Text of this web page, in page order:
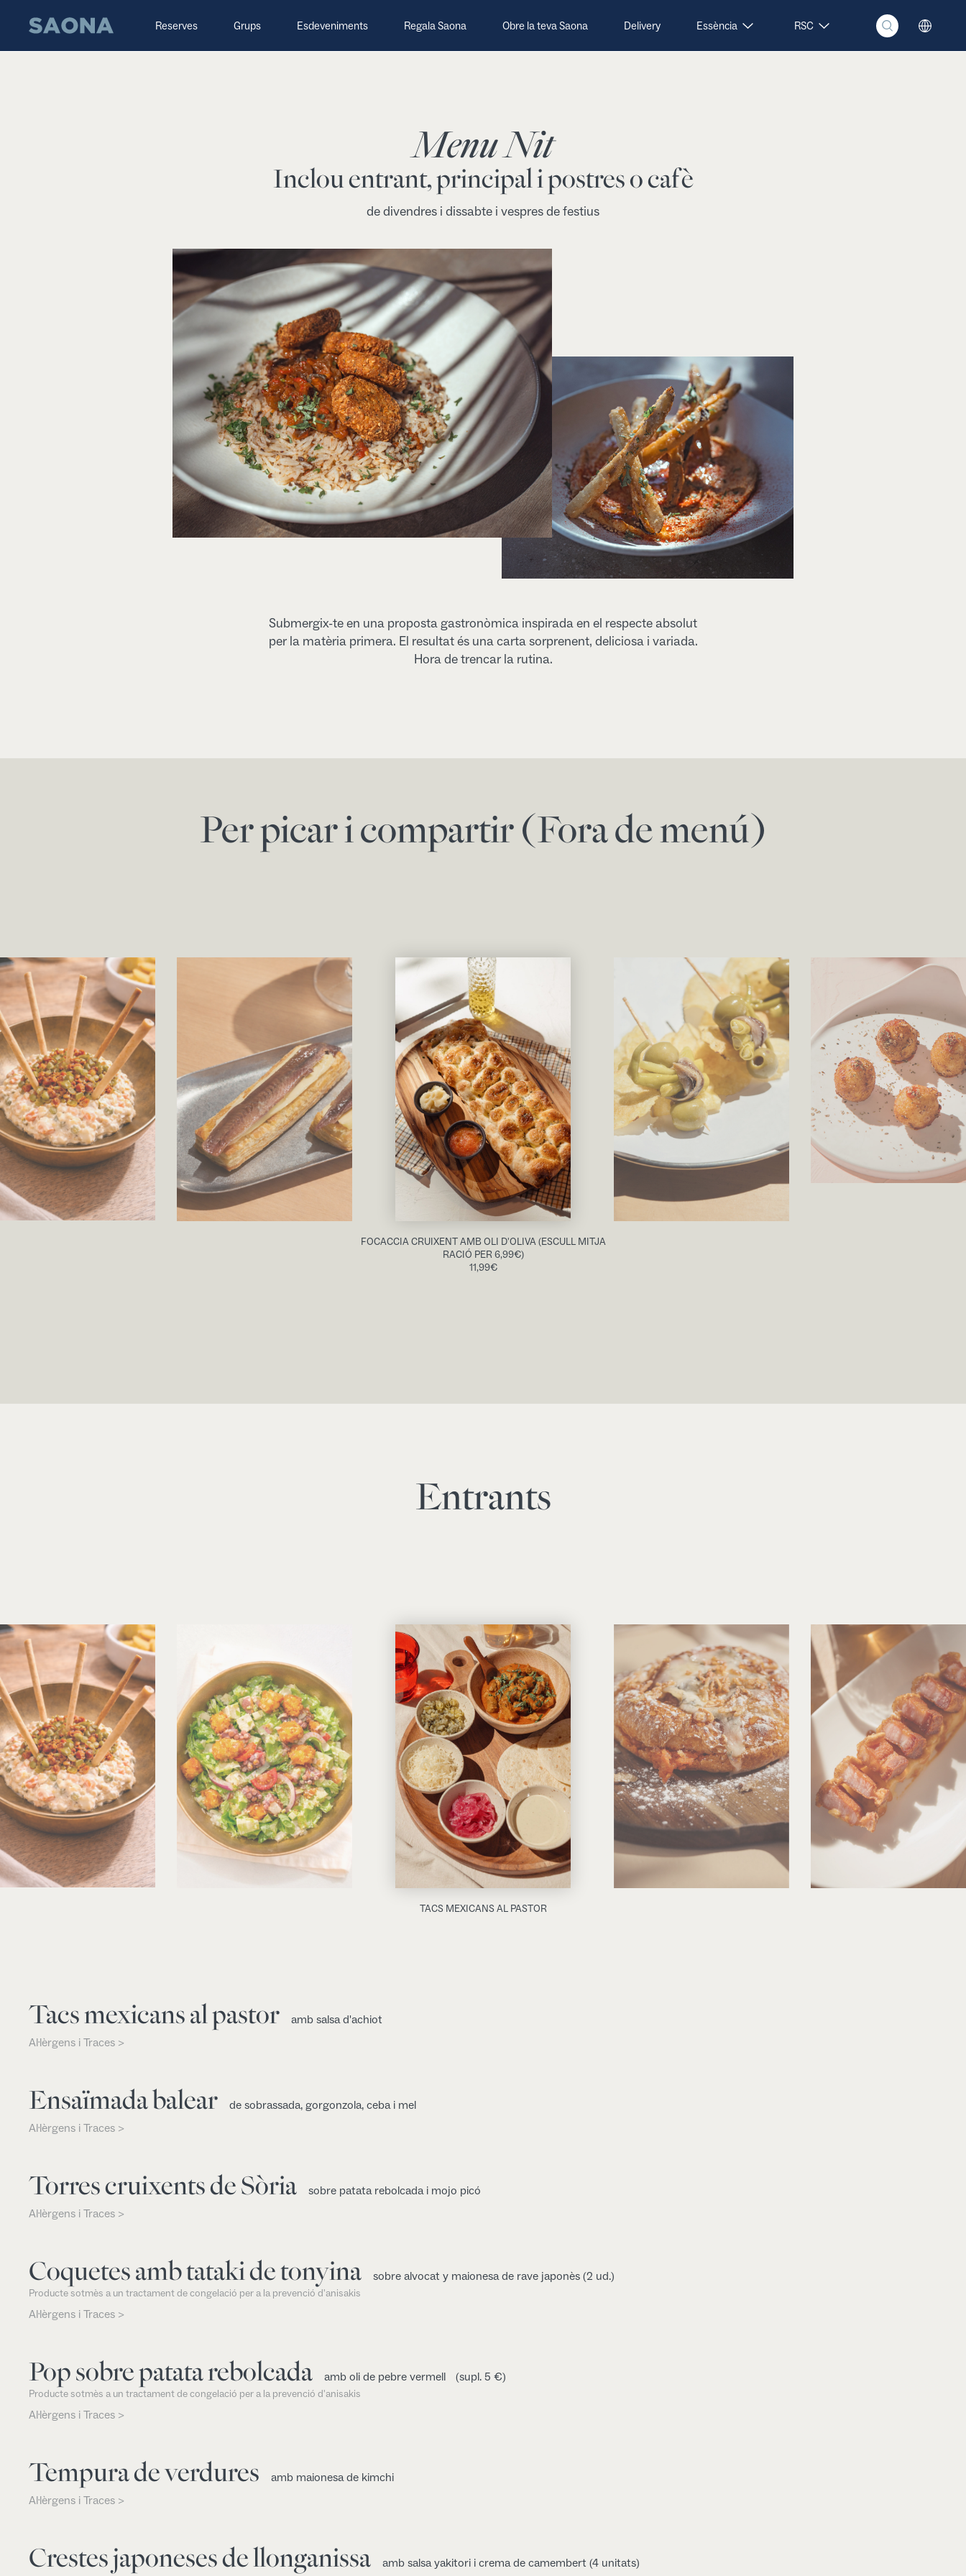
Grupo Saona Reserves Grups Esdeveniments Regala Saona Obre la teva Saona Delivery Essència RSC
Menu Nit
Inclou entrant, principal i postres o cafè
de divendres i dissabte i vespres de festius
Submergix-te en una proposta gastronòmica inspirada en el respecte absolut
per la matèria primera. El resultat és una carta sorprenent, deliciosa i variada.
Hora de trencar la rutina.
Per picar i compartir (Fora de menú)
FOCACCIA CRUIXENT AMB OLI D'OLIVA (ESCULL MITJA
RACIÓ PER 6,99€)
11,99€
Entrants
TACS MEXICANS AL PASTOR
Tacs mexicans al pastor
amb salsa d'achiot
Al·lèrgens i Traces >
Ensaïmada balear
de sobrassada, gorgonzola, ceba i mel
Al·lèrgens i Traces >
Torres cruixents de Sòria
sobre patata rebolcada i mojo picó
Al·lèrgens i Traces >
Coquetes amb tataki de tonyina sobre alvocat y maionesa de rave japonès (2 ud.)
Producte sotmès a un tractament de congelació per a la prevenció d'anisakis
Al·lèrgens i Traces >
Pop sobre patata rebolcada amb oli de pebre vermell (supl. 5 €)
Producte sotmès a un tractament de congelació per a la prevenció d'anisakis
Al·lèrgens i Traces >
Tempura de verdures
amb maionesa de kimchi
Al·lèrgens i Traces >
Crestes japoneses de llonganissa amb salsa yakitori i crema de camembert (4 unitats)